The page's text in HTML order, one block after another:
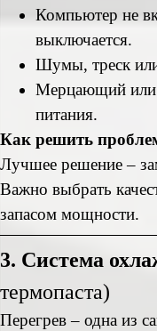
Компьютер не
выключается.
Шумы, треск
Мерцающий или
питания.
Как решить
Лучшее решение –
Важно выбрать
запасом мощности.
3. Система
термопаста)
Перегрев – одна из